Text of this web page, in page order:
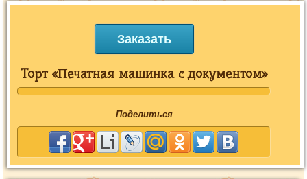
Заказать
Торт «Печатная машинка с документом»
Поделиться